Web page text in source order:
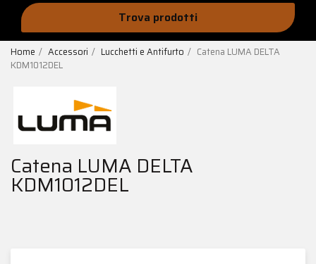
Trova prodotti
Home Accessori Lucchetti e Antifurto
Catena LUMA DELTA
KDM1012DEL
Catena LUMA DELTA
KDM1012DEL